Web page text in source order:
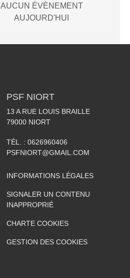
AUCUN ÉVÈNEMENT
AUJOURD'HUI
PSF NIORT
13 A RUE LOUIS BRAILLE
79000 NIORT
TÉL. : 0626960406
PSFNIORT@GMAIL.COM
INFORMATIONS LÉGALES
SIGNALER UN CONTENU
INAPPROPRIÉ
CHARTE COOKIES
GESTION DES COOKIES